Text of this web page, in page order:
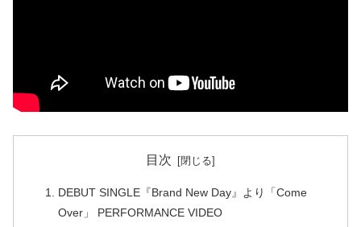
目次
DEBUT SINGLE『Brand New Day』より「Come
Over」 PERFORMANCE VIDEO